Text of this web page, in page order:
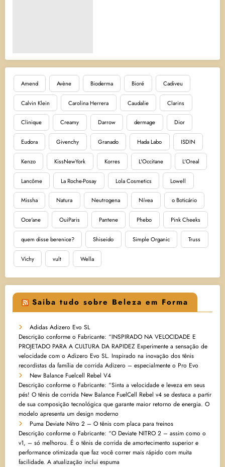
Amend Avène Bioderma Bioré Cadiveu
Calvin Klein Carolina Herrera Caudalie Clarins
Clinique Creamy Darrow dermage Dior
Eudora Givenchy Granado Hada Labo ISDIN
Kenzo KissNewYork Korres L'Occitane L'Oreal
Lancôme La Roche-Posay Lola Cosmetics Lowell
Missha Natura Neutrogena Nívea o Boticário
Oce'ane OuiParis Pantene Phebo Pink Cheeks
quem disse berenice? Shiseido Simple Organic Truss
Vichy vult Wella
Saiba tudo sobre Beleza em Forma
Adidas Adizero Evo SL
Descrição conforme o Fabricante: “INSPIRADO NA VELOCIDADE E
PROJETADO PARA A CULTURA DA RAPIDEZ Experimente a sensação de
velocidade com o Adizero Evo SL. Inspirado na inovação dos tênis
recordistas da família de corrida Adizero – especialmente o Pro Evo
New Balance Fuelcell Rebel V4
Descrição conforme o Fabricante: “Sinta a velocidade e leveza em seus
pés! O tênis de corrida New Balance FuelCell Rebel v4 se destaca a partir
de sua composição tecnológica que garante maior retorno de energia. O
modelo apresenta um design moderno
Puma Deviate Nitro 2 – O tênis com placa para treinos
Descrição conforme o Fabricante: “O Deviate NITRO 2 – assim como o
v1, – só melhorou. É o tênis de corrida de amortecimento superior e
performance otimizada que faz você correr mais rápido com muita
facilidade. A atualização inclui espuma